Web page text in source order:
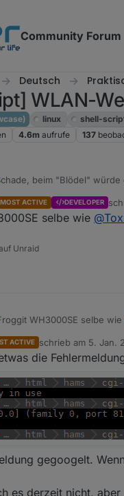
Community Forum
Deutsch
WLAN-
linux shell-
4.6m aufrufe 137
beim "Blödel"
MOST ACTIVE DEVELOPER
selbe wie @
Unraid
Froggit WH3000SE selbe wie
ACTIVE schrieb am 5. Jan.
zuletzt editiert von
die
gegoogelt.
es derzeit nicht, aber